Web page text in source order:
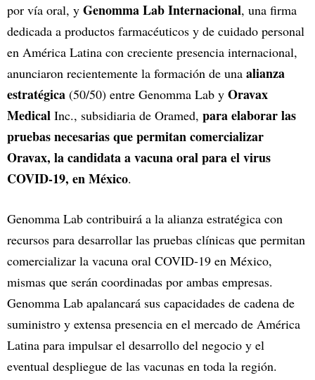
por vía oral, y Genomma Lab Internacional, una firma
dedicada a productos farmacéuticos y de cuidado personal
en América Latina con creciente presencia internacional,
anunciaron recientemente la formación de una alianza
estratégica (50/50) entre Genomma Lab y Oravax
Medical Inc., subsidiaria de Oramed, para elaborar las
pruebas necesarias que permitan comercializar
Oravax, la candidata a vacuna oral para el virus
COVID-19, en México.
Genomma Lab contribuirá a la alianza estratégica con
recursos para desarrollar las pruebas clínicas que permitan
comercializar la vacuna oral COVID-19 en México,
mismas que serán coordinadas por ambas empresas.
Genomma Lab apalancará sus capacidades de cadena de
suministro y extensa presencia en el mercado de América
Latina para impulsar el desarrollo del negocio y el
eventual despliegue de las vacunas en toda la región.